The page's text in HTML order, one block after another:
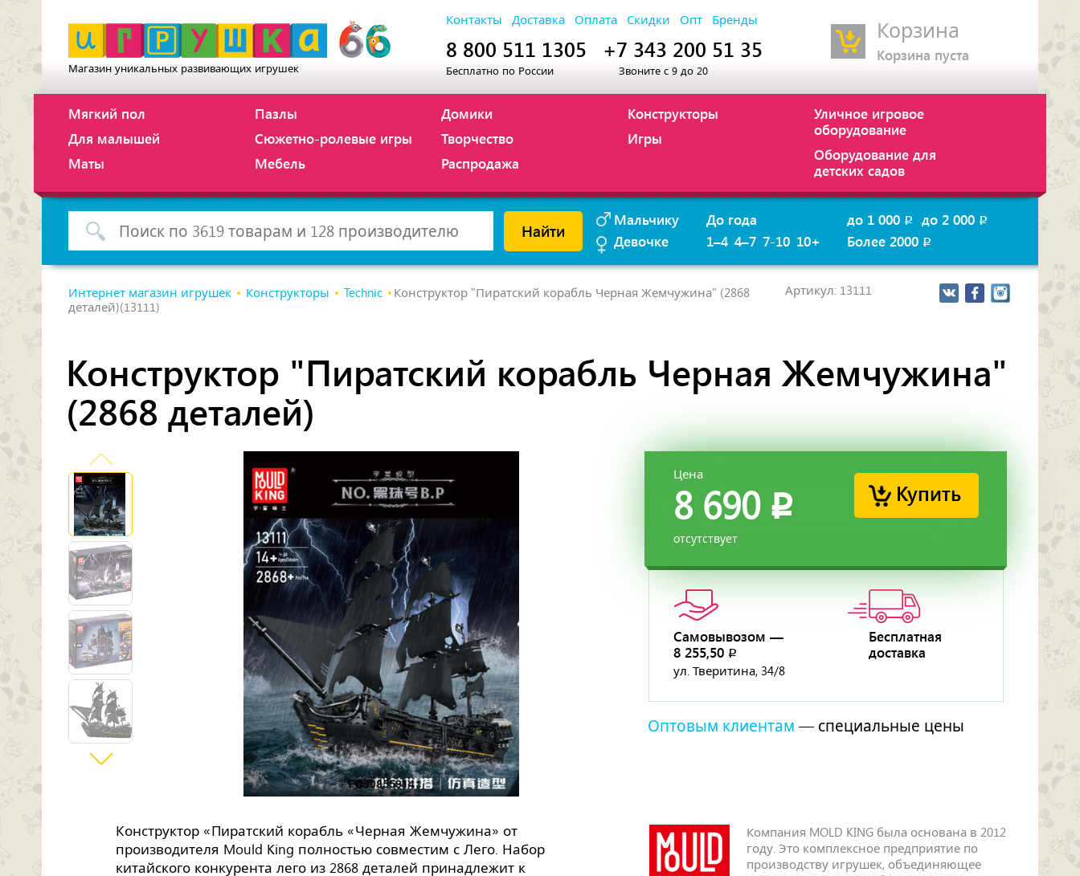
Корзина
Корзина пуста
Магазин уникальных развивающих игрушек
Контакты Доставка Оплата Скидки Опт Бренды
8 800 511 1305
Бесплатно по России
+7 343 200 51 35
Звоните с 9 до 20
Мягкий пол
Для малышей
Маты
Пазлы
Сюжетно-ролевые игры
Мебель
Домики
Творчество
Распродажа
Конструкторы
Игры
Уличное игровое
оборудование
Оборудование для
детских садов
Мальчику
Девочке
До года
1–4 4–7 7-10 10+
до 1 000 p до 2 000 p
Более 2000 p
Найти
Артикул: 13111
Интернет магазин игрушек Конструкторы Technic
Конструктор "Пиратский корабль Черная Жемчужина" (2868
деталей)(13111)
Конструктор "Пиратский корабль Черная Жемчужина"
(2868 деталей)
Купить
Цена
8 690 p
отсутствует
Самовывозом —
8 255,50 p
ул. Тверитина, 34/8
Бесплатная
доставка
Оптовым клиентам — специальные цены
Конструктор «Пиратский корабль «Черная Жемчужина» от
производителя Mould King полностью совместим с Лего. Набор
китайского конкурента лего из 2868 деталей принадлежит к
Компания MOLD KING была основана в 2012
году. Это комплексное предприятие по
производству игрушек, объединяющее